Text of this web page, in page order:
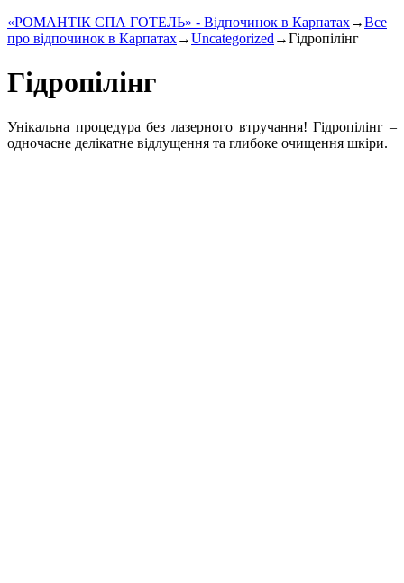
«РОМАНТІК СПА ГОТЕЛЬ» - Відпочинок в Карпатах→Все
про відпочинок в Карпатах→Uncategorized →Гідропілінг
Гідропілінг
Унікальна процедура без лазерного втручання! Гідропілінг –
одночасне делікатне відлущення та глибоке очищення шкіри.